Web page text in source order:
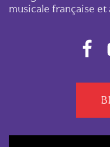
musicale française